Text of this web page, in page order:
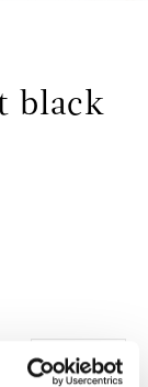
black
FILTR